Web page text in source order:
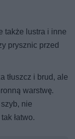
także lustra i inne
prysznic przed
tłuszcz i brud, ale
warstwę.
nie
łatwo.